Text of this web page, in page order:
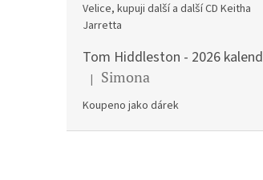
Velice, kupuji další a další CD Keitha
Jarretta
Hodnocení produktu je 5 z 5 hvězdiček.
| Simona
Koupeno jako dárek